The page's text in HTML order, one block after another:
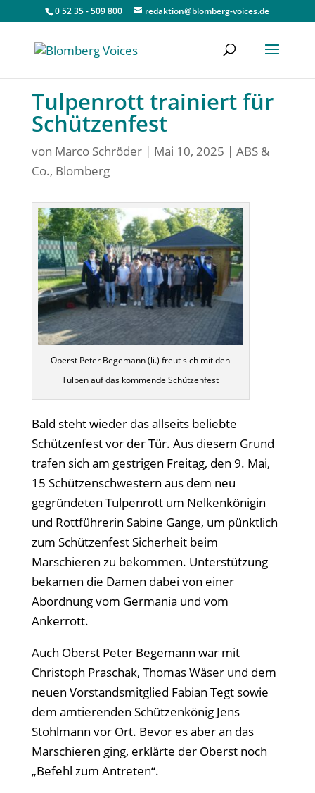
0 52 35 - 509 800 redaktion@blomberg-voices.de
Tulpenrott trainiert für
Schützenfest
von Marco Schröder| Mai 10, 2025 | ABS &
Co., Blomberg
Oberst Peter Begemann (li.) freut sich mit den
Tulpen auf das kommende Schützenfest
Bald steht wieder das allseits beliebte
Schützenfest vor der Tür. Aus diesem Grund
trafen sich am gestrigen Freitag, den 9. Mai,
15 Schützenschwestern aus dem neu
gegründeten Tulpenrott um Nelkenkönigin
und Rottführerin Sabine Gange, um pünktlich
zum Schützenfest Sicherheit beim
Marschieren zu bekommen. Unterstützung
bekamen die Damen dabei von einer
Abordnung vom Germania und vom
Ankerrott.
Auch Oberst Peter Begemann war mit
Christoph Praschak, Thomas Wäser und dem
neuen Vorstandsmitglied Fabian Tegt sowie
dem amtierenden Schützenkönig Jens
Stohlmann vor Ort. Bevor es aber an das
Marschieren ging, erklärte der Oberst noch
„Befehl zum Antreten“.